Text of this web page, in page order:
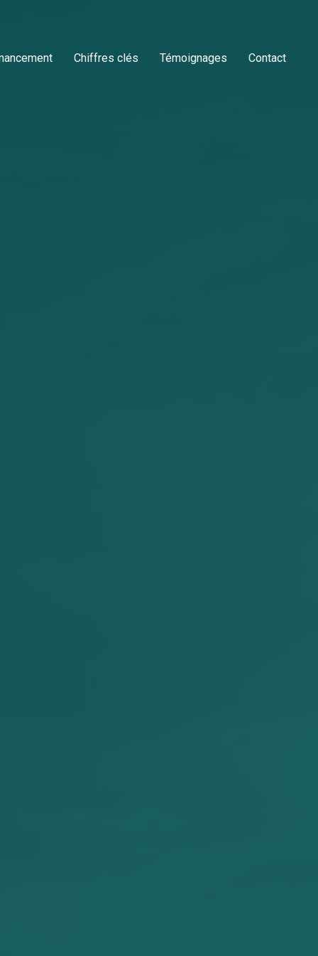
Chiffres clés Témoignages Contact